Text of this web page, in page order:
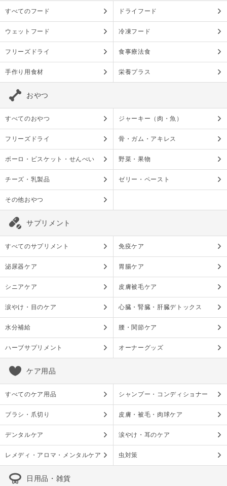
すべてのフード ドライフード
ウェットフード 冷凍フード
フリーズドライ 食事療法食
手作り用食材 栄養プラス
おやつ
すべてのおやつ ジャーキー（肉・魚）
フリーズドライ 骨・ガム・アキレス
ボーロ・ビスケット・せんべい 野菜・果物
チーズ・乳製品 ゼリー・ペースト
その他おやつ
サプリメント
すべてのサプリメント 免疫ケア
泌尿器ケア 胃腸ケア
シニアケア 皮膚被毛ケア
涙やけ・目のケア 心臓・腎臓・肝臓デトックス
水分補給 腰・関節ケア
ハーブサプリメント オーナーグッズ
ケア用品
すべてのケア用品 シャンプー・コンディショナー
ブラシ・爪切り 皮膚・被毛・肉球ケア
デンタルケア 涙やけ・耳のケア
レメディ・アロマ・メンタルケア 虫対策
日用品・雑貨